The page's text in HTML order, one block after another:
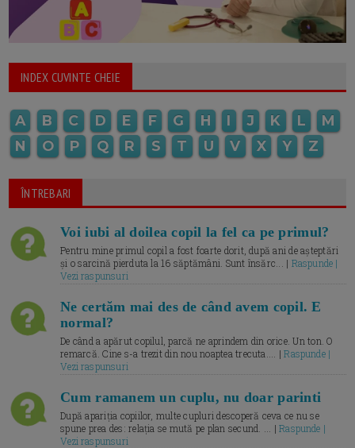
INDEX CUVINTE CHEIE
A B C D E F G H I J K L
M
N
O P Q R S T U V X Y Z
ÎNTREBARI
Voi iubi al doilea copil la fel ca pe primul?
Pentru mine primul copil a fost foarte dorit, după ani de așteptări
și o sarcină pierduta la 16 săptămâni. Sunt însărc... | Raspunde |
Vezi raspunsuri
Ne certăm mai des de când avem copil. E
normal?
De când a apărut copilul, parcă ne aprindem din orice. Un ton. O
remarcă. Cine s-a trezit din nou noaptea trecuta.... |Raspunde |
Vezi raspunsuri
Cum ramanem un cuplu, nu doar parinti
După apariția copiilor, multe cupluri descoperă ceva ce nu se
spune prea des: relația se mută pe plan secund. ... |Raspunde |
Vezi raspunsuri